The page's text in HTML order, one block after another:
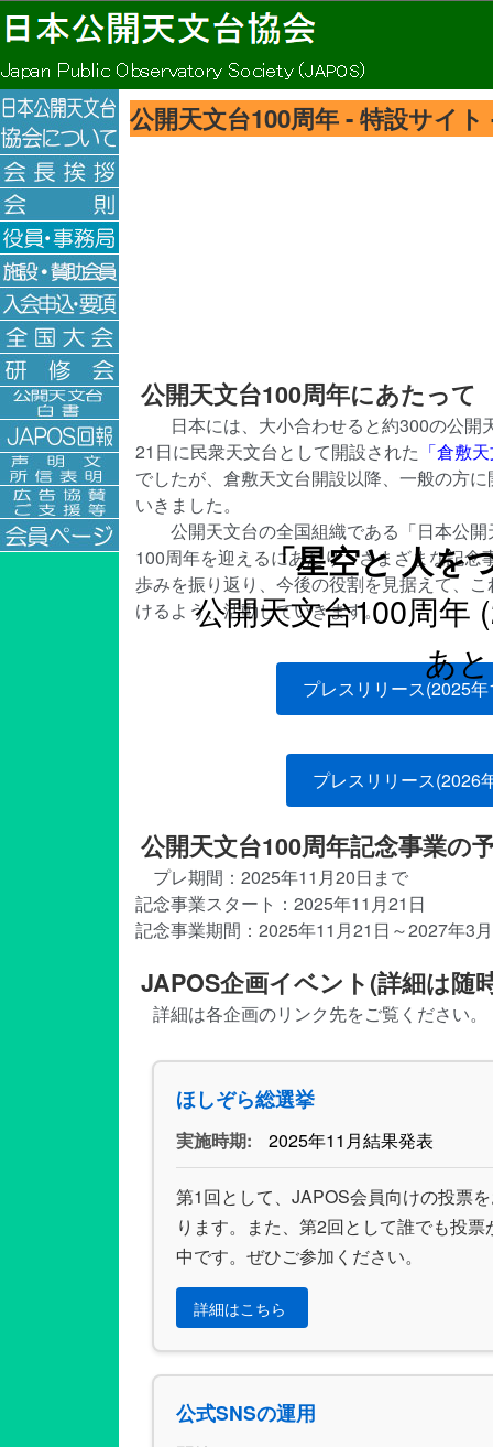
公開天文台100周年 - 特設サイト
「星空と 人を
公開天文台100周年
あと
公開天文台100周年にあたって
日本には、大小合わせると約300の公開
21日に民衆天文台として開設された 「倉敷
でしたが、倉敷天文台開設以降、一般の方
いきました。
公開天文台の全国組織である「日本公
100周年を迎えるにあたり、さまざまな記
歩みを振り返り、今後の役割を見据えて、
けるよう、活動していきます。
プレスリリース(2025
プレスリリース(2026
公開天文台100周年記念事業の
プレ期間：2025年11月20日まで
記念事業スタート：2025年11月21日
記念事業期間：2025年11月21日～2027年3
JAPOS企画イベント(詳細は随
詳細は各企画のリンク先をご覧ください。
ほしぞら総選挙
実施時期: 2025年11月結果発表
第1回として、JAPOS会員向けの投票
ります。また、第2回として誰でも投
中です。ぜひご参加ください。
詳細はこちら
公式SNSの運用